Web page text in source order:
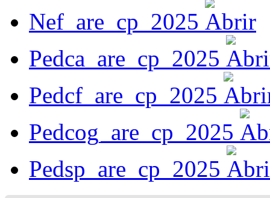
Nef_are_cp_2025
Pedca_are_cp_2025
Pedcf_are_cp_2025
Pedcog_are_cp_2025
Pedsp_are_cp_2025